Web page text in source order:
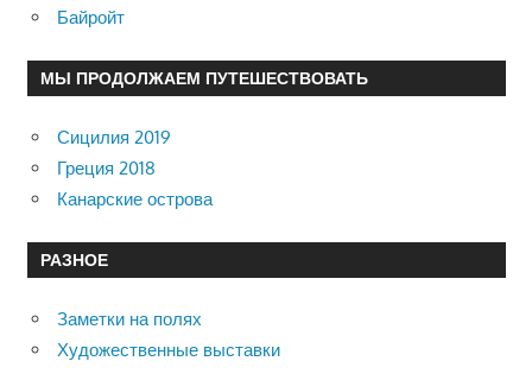
Байройт
МЫ ПРОДОЛЖАЕМ ПУТЕШЕСТВОВАТЬ
Сицилия 2019
Греция 2018
Канарские острова
РАЗНОЕ
Заметки на полях
Художественные выставки